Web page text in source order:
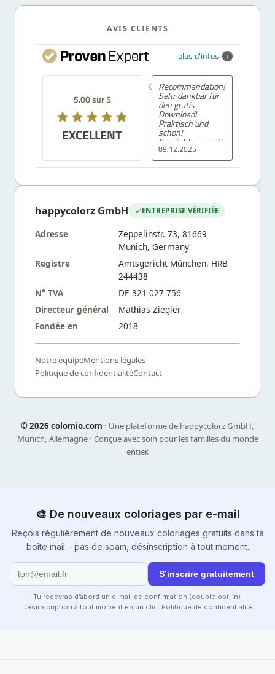
AVIS CLIENTS
plus d'infos
5.00 sur 5
EXCELLENT
09.12.2025
Recommandation!
Sehr dankbar für
den gratis
Download!
Praktisch und
schön!
Empfehlenswert!
happycolorz GmbH ENTREPRISE VÉRIFIÉE
Adresse
Zeppelinstr. 73, 81669
Munich, Germany
Registre
Amtsgericht München, HRB
244438
N° TVA
DE 321 027 756
Directeur général
Mathias Ziegler
Fondée en
2018
Notre équipeMentions légales
Politique de confidentialitéContact
©2026 colomio.com · Une plateforme de happycolorz GmbH,
Munich, Allemagne · Conçue avec soin pour les familles du monde
entier.
🎨 De nouveaux coloriages par e-mail
Reçois régulièrement de nouveaux coloriages gratuits dans ta
boîte mail – pas de spam, désinscription à tout moment.
S’inscrire gratuitement
Tu recevras d’abord un e-mail de confirmation (double opt-in).
Désinscription à tout moment en un clic. Politique de confidentialité